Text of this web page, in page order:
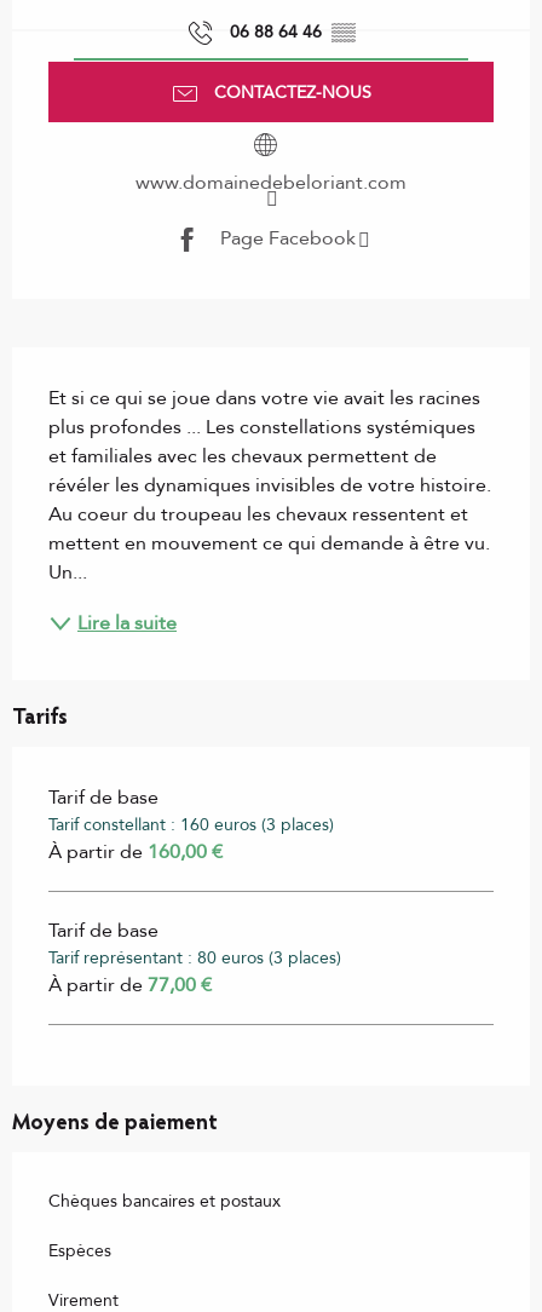
06 88 64 46 ▒▒
CONTACTEZ-NOUS
www.domainedebeloriant.com
Page Facebook
Et si ce qui se joue dans votre vie avait les racines
plus profondes ... Les constellations systémiques
et familiales avec les chevaux permettent de
révéler les dynamiques invisibles de votre histoire.
Au coeur du troupeau les chevaux ressentent et
mettent en mouvement ce qui demande à être vu.
Un...
Lire la suite
Tarifs
Tarif de base
Tarif constellant : 160 euros (3 places)
À partir de 160,00 €
Tarif de base
Tarif représentant : 80 euros (3 places)
À partir de77,00 €
Moyens de paiement
Chèques bancaires et postaux
Espèces
Virement